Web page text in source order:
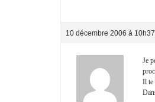
10 décembre 2006 à 10h37
Je
Il te